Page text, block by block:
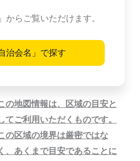
からご覧いただけます。
治会名」で探す
の地図情報は、区域の目安と
てご利用いただくものです。
の区域の境界は厳密ではな
、あくまで目安であることに